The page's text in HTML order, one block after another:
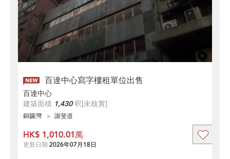
百達中心寫字樓租單位出售
百達中心
建築面積 1,430呎[未核實]
銅鑼灣 謝斐道
HK$ 1,010.01萬
更新日期 2026年07月18日